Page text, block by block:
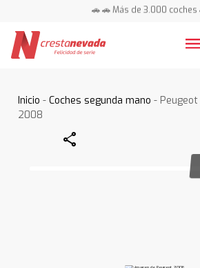
🚗 🚗 Más de 3.000 coches
Inicio -Coches segunda mano - Peugeot
2008
Share